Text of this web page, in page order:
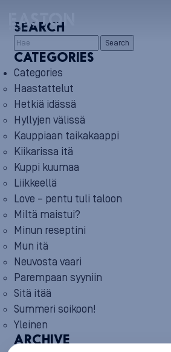
SEARCH
Search
CATEGORIES
Categories
Haastattelut
Hetkiä idässä
Hyllyjen välissä
Kauppiaan taikakaappi
Kiikarissa itä
Kuppi kuumaa
Liikkeellä
Love – pentu tuli taloon
Miltä maistui?
Minun reseptini
Mun itä
Neuvosta vaari
Parempaan syyniin
Sitä itää
Summeri soikoon!
Yleinen
ARCHIVE